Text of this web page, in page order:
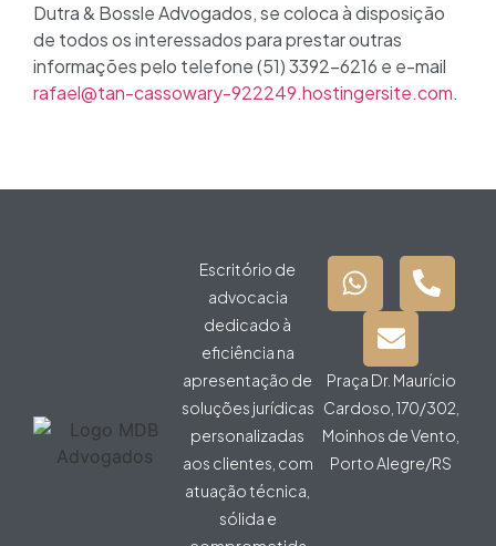
Dutra & Bossle Advogados, se coloca à disposição
de todos os interessados para prestar outras
informações pelo telefone (51) 3392-6216 e e-mail
rafael@tan-cassowary-922249.hostingersite.com.
Escritório de
advocacia
dedicado à
eficiência na
apresentação de
soluções jurídicas
personalizadas
aos clientes, com
atuação técnica,
sólida e
Praça Dr. Maurício
Cardoso, 170/302,
Moinhos de Vento,
Porto Alegre/RS